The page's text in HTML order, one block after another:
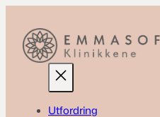
content
Utfordring